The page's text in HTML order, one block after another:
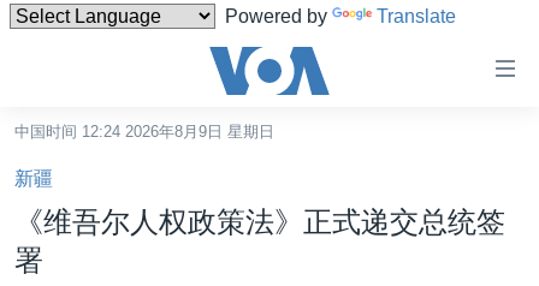
Powered by Translate
碍
链
转
中国
中国时间 12:24 2026年8月9日 星期日
新疆
《维吾尔人权政策法》正式递交总统签
署